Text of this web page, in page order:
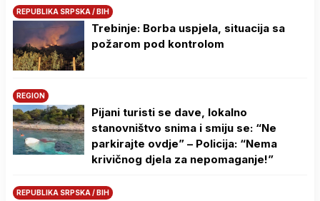
REPUBLIKA SRPSKA / BIH
Trebinje: Borba uspjela, situacija sa
požarom pod kontrolom
REGION
Pijani turisti se dave, lokalno
stanovništvo snima i smiju se: “Ne
parkirajte ovdje” – Policija: “Nema
krivičnog djela za nepomaganje!”
REPUBLIKA SRPSKA / BIH